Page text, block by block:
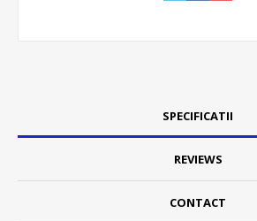
SPECIFICATII
REVIEWS
CONTACT